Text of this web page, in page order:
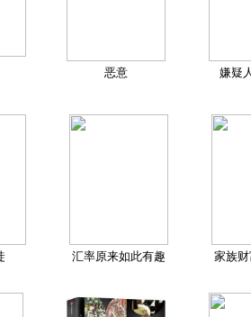
恶意 嫌疑
汇率原来如此有趣 家族